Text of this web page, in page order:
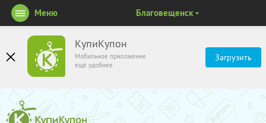
КупиКупон
Мобильное приложение
ещё удобнее
Загрузить
Меню Благовещенск